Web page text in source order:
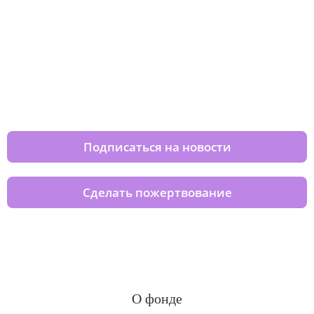
Подписаться на новости
Сделать пожертвование
О фонде